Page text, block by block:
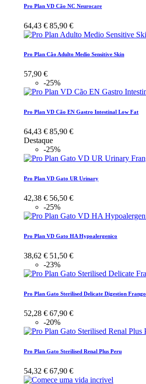
Pro Plan VD Cão NC Neurocare
64,43 € 85,90 €
Pro Plan Cão Adulto Medio Sensitive Skin
57,90 €
-25%
Pro Plan VD Cão EN Gastro Intestinal Low Fat
64,43 € 85,90 €
Destaque
-25%
Pro Plan VD Gato UR Urinary
42,38 € 56,50 €
-25%
Pro Plan VD Gato HA Hypoalergenico
38,62 € 51,50 €
-23%
Pro Plan Gato Sterilised Delicate Digestion Frango
52,28 € 67,90 €
-20%
Pro Plan Gato Sterilised Renal Plus Peru
54,32 € 67,90 €